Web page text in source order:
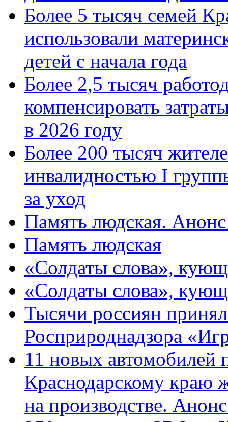
Более 5 тысяч семей
использовали
детей с начала года
Более 2,5 тысяч
компенсировать
в 2026 году
Более 200 тысяч
инвалидностью I
за уход
Память людская.
Память людская
«Солдаты слова»,
«Солдаты слова»,
Тысячи россиян
Росприроднадзора
11 новых автомобилей
Краснодарскому краю
на производстве.